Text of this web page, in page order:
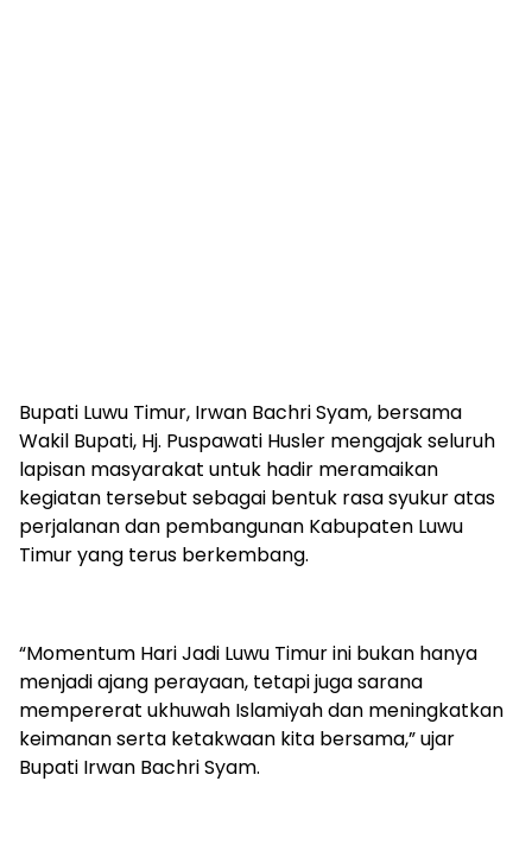
Bupati Luwu Timur, Irwan Bachri Syam, bersama
Wakil Bupati, Hj. Puspawati Husler mengajak seluruh
lapisan masyarakat untuk hadir meramaikan
kegiatan tersebut sebagai bentuk rasa syukur atas
perjalanan dan pembangunan Kabupaten Luwu
Timur yang terus berkembang.
“Momentum Hari Jadi Luwu Timur ini bukan hanya
menjadi ajang perayaan, tetapi juga sarana
mempererat ukhuwah Islamiyah dan meningkatkan
keimanan serta ketakwaan kita bersama,” ujar
Bupati Irwan Bachri Syam.